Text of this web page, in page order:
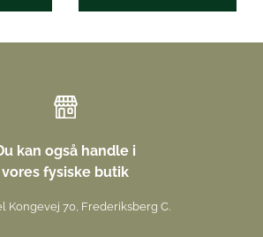
kan også handle i
vores fysiske butik
Kongevej 70, Frederiksberg C.